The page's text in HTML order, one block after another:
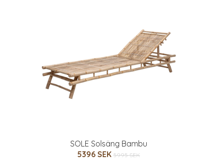
SOLE Solsäng Bambu
5396 SEK 5995 SEK